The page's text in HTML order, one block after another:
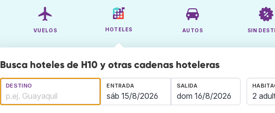
VUELOS HOTELES AUTOS SIN
Busca hoteles de H10 y otras cadenas hoteleras
DESTINO ENTRADA SALIDA
2